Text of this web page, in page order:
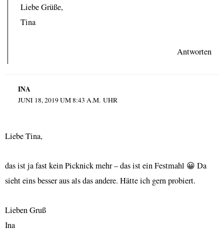
Liebe Grüße,
Tina
Antworten
INA
JUNI 18, 2019 UM 8:43 A.M. UHR
Liebe Tina,
das ist ja fast kein Picknick mehr – das ist ein Festmahl 😀 Da
sieht eins besser aus als das andere. Hätte ich gern probiert.
Lieben Gruß
Ina